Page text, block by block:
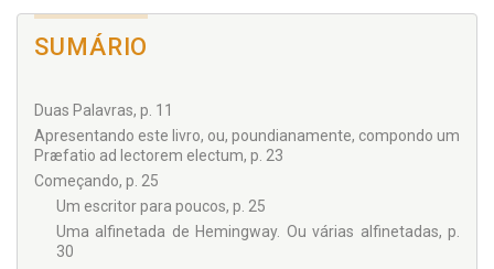
SUMÁRIO
Duas Palavras, p. 11
Apresentando este livro, ou, poundianamente, compondo um
Præfatio ad lectorem electum, p. 23
Começando, p. 25
Um escritor para poucos, p. 25
Uma alfinetada de Hemingway. Ou várias alfinetadas, p.
30